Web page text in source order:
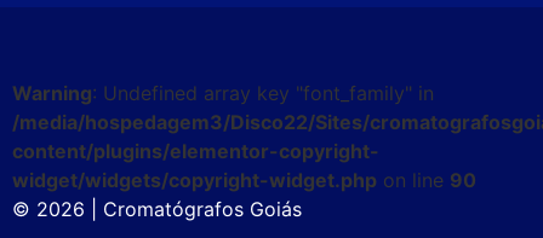
Warning: Undefined array key "font_family" in
/media/hospedagem3/Disco22/Sites/
content/plugins/elementor-copyright-
widget/widgets/copyright-widget.php on line 90
© 2026 | Cromatógrafos Goiás